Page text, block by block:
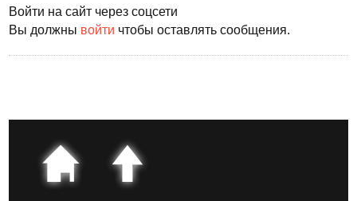
Войти на сайт через соцсети
Вы должны войти чтобы оставлять сообщения.